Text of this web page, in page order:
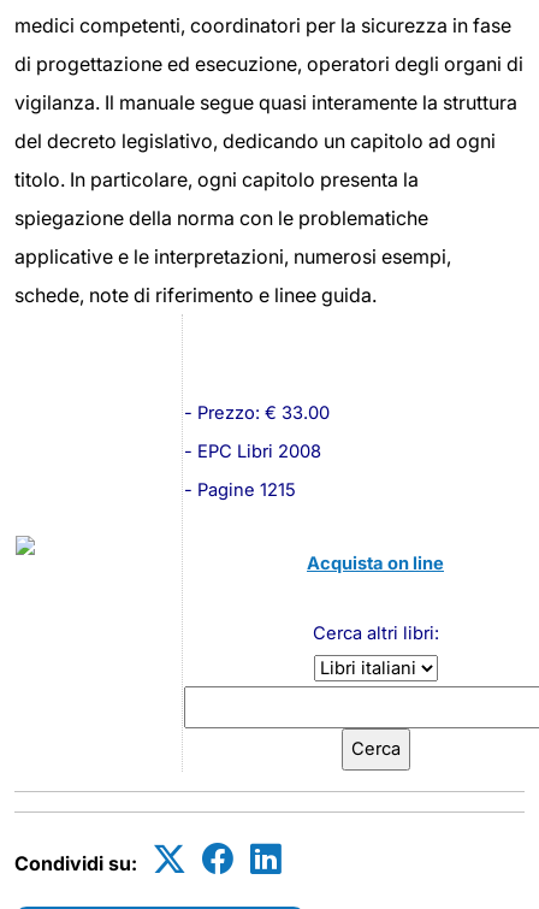
medici competenti, coordinatori per la sicurezza in fase
di progettazione ed esecuzione, operatori degli organi di
vigilanza. Il manuale segue quasi interamente la struttura
del decreto legislativo, dedicando un capitolo ad ogni
titolo. In particolare, ogni capitolo presenta la
spiegazione della norma con le problematiche
applicative e le interpretazioni, numerosi esempi,
schede, note di riferimento e linee guida.
- Prezzo: € 33.00
- EPC Libri 2008
- Pagine 1215
Acquista on line
Cerca altri libri:
Condividi su: